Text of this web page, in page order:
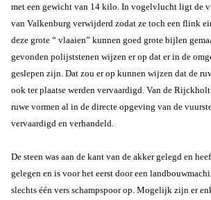
met een gewicht van 14 kilo. In vogelvlucht ligt de
van Valkenburg verwijderd zodat ze toch een flink
deze grote “ vlaaien” kunnen goed grote bijlen
gevonden polijststenen wijzen er op dat er in de
geslepen zijn. Dat zou er op kunnen wijzen dat de
ook ter plaatse werden vervaardigd. Van de
ruwe vormen al in de directe opgeving van de
vervaardigd en verhandeld.
De steen was aan de kant van de akker gelegd en
gelegen en is voor het eerst door een
slechts één vers schampspoor op. Mogelijk zijn er